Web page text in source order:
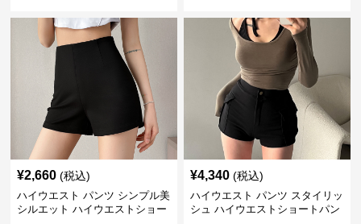
¥2,660 (税込)
ハイウエスト パンツ シンプル美
シルエット ハイウエストショー
¥4,340 (税込)
ハイウエスト パンツ スタイリッ
シュ ハイウエストショートパン